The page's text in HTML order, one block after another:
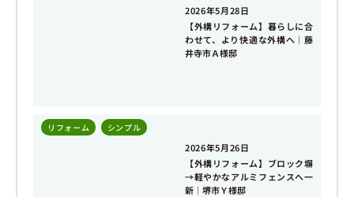
2026年5月28日
【外構リフォーム】暮らしに合
わせて、より快適な外構へ｜藤
井寺市Ａ様邸
リフォーム シンプル
2026年5月26日
【外構リフォーム】ブロック塀
→軽やかなアルミフェンスへ一
新｜堺市Ｙ様邸